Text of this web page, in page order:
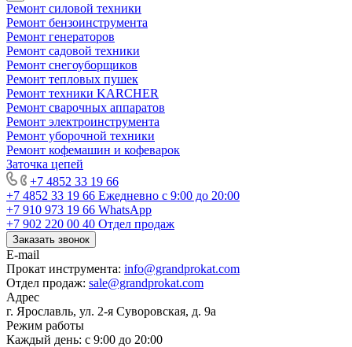
Ремонт силовой техники
Ремонт бензоинструмента
Ремонт генераторов
Ремонт садовой техники
Ремонт снегоуборщиков
Ремонт тепловых пушек
Ремонт техники KARCHER
Ремонт сварочных аппаратов
Ремонт электроинструмента
Ремонт уборочной техники
Ремонт кофемашин и кофеварок
Заточка цепей
+7 4852 33 19 66
+7 4852 33 19 66 Ежедневно с 9:00 до 20:00
+7 910 973 19 66 WhatsApp
+7 902 220 00 40 Отдел продаж
Заказать звонок
E-mail
Прокат инструмента: info@grandprokat.com
Отдел продаж: sale@grandprokat.com
Адрес
г. Ярославль, ул. 2-я Суворовская, д. 9а
Режим работы
Каждый день: с 9:00 до 20:00